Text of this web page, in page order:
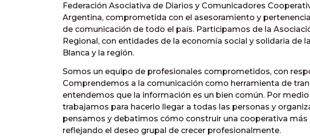
Federación Asociativa de Diarios y Comunicadores
Argentina, comprometida con el asesoramiento y
de comunicación de todo el país. Participamos de la
Regional, con entidades de la economía social y solidaria de
Blanca y la región.
Somos un equipo de profesionales comprometidos, con
Comprendemos a la comunicación como herramienta de
entendemos que la información es un bien común. Por
trabajamos para hacerlo llegar a todas las personas y
pensamos y debatimos cómo construir una cooperativa
reflejando el deseo grupal de crecer profesionalmente.